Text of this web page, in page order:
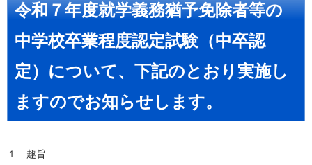
令和７年度就学義務猶予免除者等の
中学校卒業程度認定試験（中卒認
定）について、 下記のとおり実施し
ますのでお知らせします。
１ 趣旨